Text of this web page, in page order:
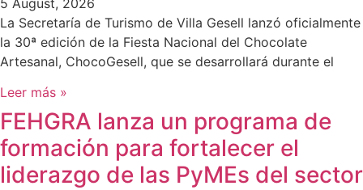
La Secretaría de Turismo de Villa Gesell lanzó oficialmente
la 30ª edición de la Fiesta Nacional del Chocolate
Artesanal, ChocoGesell, que se desarrollará durante el
Leer más »
FEHGRA lanza un programa de
formación para fortalecer el
liderazgo de las PyMEs del sector